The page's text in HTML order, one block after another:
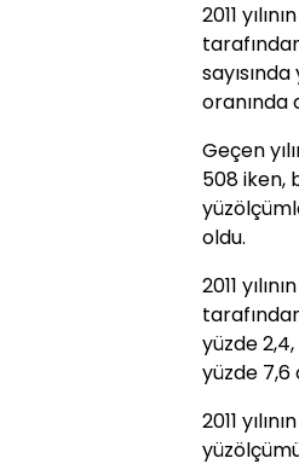
2011
oranında
Geçen
508 iken,
oldu.
2011
yüzde 2,4,
yüzde 7,6
2011